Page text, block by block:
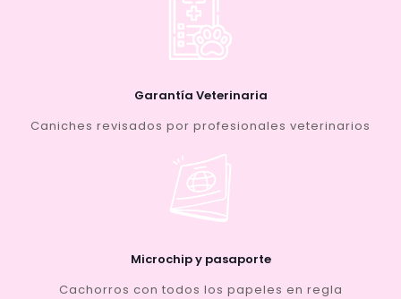
Garantía Veterinaria
Caniches revisados por profesionales veterinarios
Microchip y pasaporte
Cachorros con todos los papeles en regla